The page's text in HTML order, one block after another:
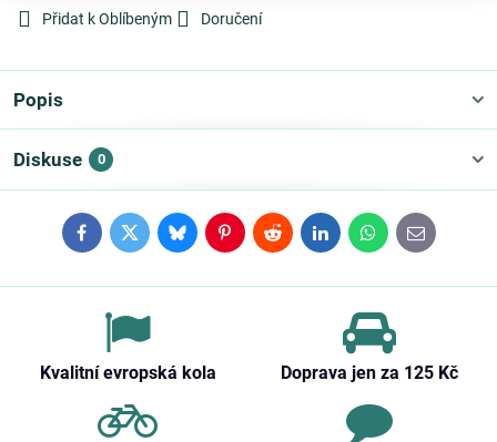
Přidat k Oblíbeným Doručení
Popis
Diskuse 0
FacebookTwitterBlueskyPinterestRedditLinkedInWhatsApp
E-
mail
Kvalitní evropská kola Doprava jen za 125 Kč